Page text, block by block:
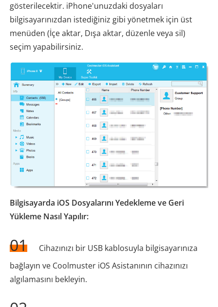
gösterilecektir. iPhone'unuzdaki dosyaları
bilgisayarınızdan istediğiniz gibi yönetmek için üst
menüden (İçe aktar, Dışa aktar, düzenle veya sil)
seçim yapabilirsiniz.
Bilgisayarda iOS Dosyalarını Yedekleme ve Geri
Yükleme Nasıl Yapılır:
01
Cihazınızı bir USB kablosuyla bilgisayarınıza
bağlayın ve Coolmuster iOS Asistanının cihazınızı
algılamasını bekleyin.